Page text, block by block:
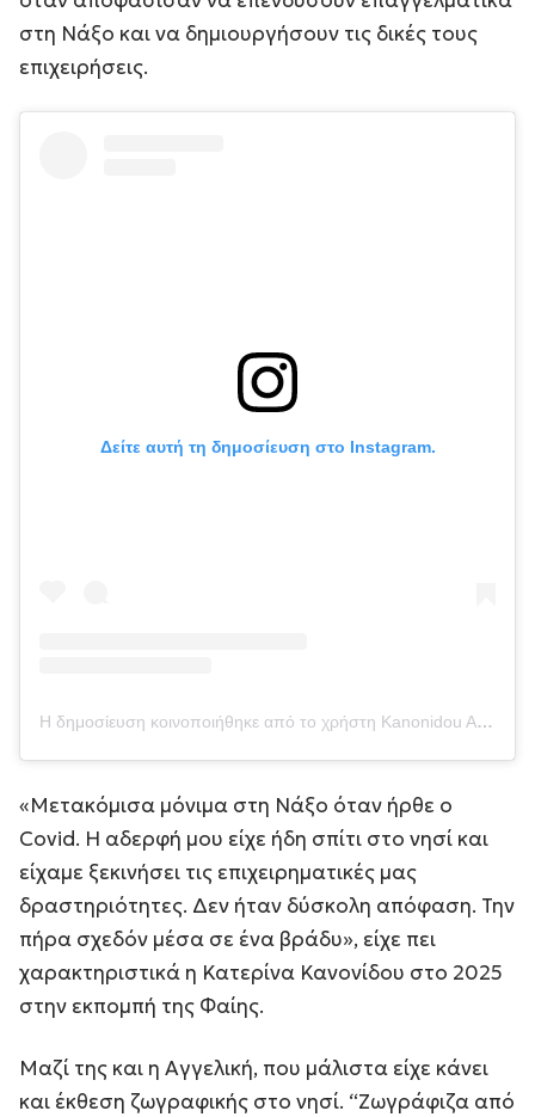
στη Νάξο και να δημιουργήσουν τις δικές τους
επιχειρήσεις.
Δείτε αυτή τη δημοσίευση στο Instagram.
Η δημοσίευση κοινοποιήθηκε από το χρήστη Kanonidou Aggeliki (@kanonidouaggeliki)
«Μετακόμισα μόνιμα στη Νάξο όταν ήρθε ο
Covid. Η αδερφή μου είχε ήδη σπίτι στο νησί και
είχαμε ξεκινήσει τις επιχειρηματικές μας
δραστηριότητες. Δεν ήταν δύσκολη απόφαση. Την
πήρα σχεδόν μέσα σε ένα βράδυ», είχε πει
χαρακτηριστικά η Κατερίνα Κανονίδου στο 2025
στην εκπομπή της Φαίης.
Μαζί της και η Αγγελική, που μάλιστα είχε κάνει
και έκθεση ζωγραφικής στο νησί. “Ζωγράφιζα από